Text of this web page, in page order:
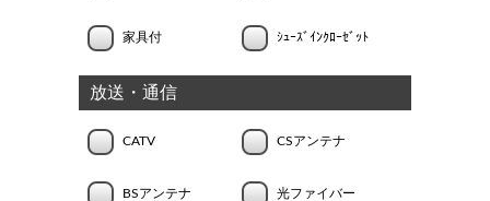
家具付 ｼｭｰｽﾞｲﾝｸﾛｰｾﾞｯﾄ
放送・通信
CATV CSアンテナ
BSアンテナ 光ファイバー